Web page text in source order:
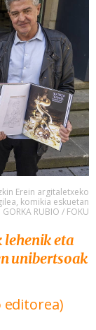
Erein argitaletxeko
komikia eskuetan
RUBIO / FOKU
eta
unibertsoak
editorea)